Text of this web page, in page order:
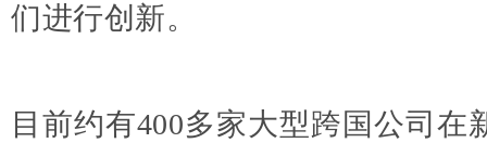
们进行创新。
目前约有400多家大型跨国公司在